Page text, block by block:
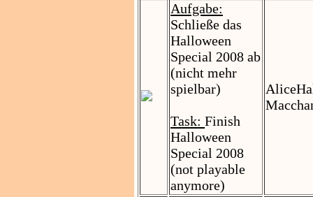
Aufgabe:
Schließe das
Halloween
Special 2008 ab
(nicht mehr
spielbar)
Task: Finish
Halloween
Special 2008
(not playable
anymore)